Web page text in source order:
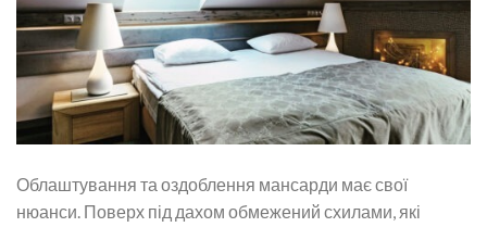
Облаштування та оздоблення мансарди має свої
нюанси. Поверх під дахом обмежений схилами, які